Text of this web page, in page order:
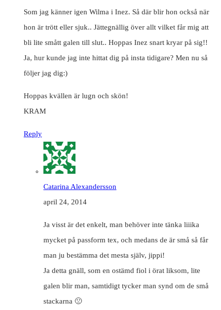
Som jag känner igen Wilma i Inez. Så där blir hon också när
hon är trött eller sjuk.. Jättegnällig över allt vilket får mig att
bli lite smått galen till slut.. Hoppas Inez snart kryar på sig!!
Ja, hur kunde jag inte hittat dig på insta tidigare? Men nu så
följer jag dig:)
Hoppas kvällen är lugn och skön!
KRAM
Reply
Catarina Alexandersson
april 24, 2014
Ja visst är det enkelt, man behöver inte tänka liiika
mycket på passform tex, och medans de är små så får
man ju bestämma det mesta själv, jippi!
Ja detta gnäll, som en ostämd fiol i örat liksom, lite
galen blir man, samtidigt tycker man synd om de små
stackarna 🙁